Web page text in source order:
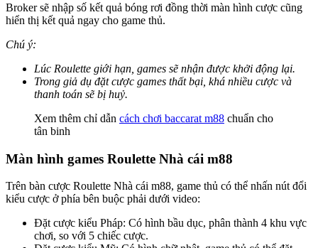
Broker sẽ nhập số kết quả bóng rơi đồng thời màn hình cược cũng
hiển thị kết quả ngay cho game thủ.
Chú ý:
Lúc Roulette giới hạn, games sẽ nhận được khởi động lại.
Trong giả dụ đặt cược games thất bại, khá nhiều cược và
thanh toán sẽ bị huỷ.
Xem thêm chỉ dẫn cách chơi baccarat m88 chuẩn cho
tân binh
Màn hình games Roulette Nhà cái m88
Trên bàn cược Roulette Nhà cái m88, game thủ có thể nhấn nút đổi
kiểu cược ở phía bên buộc phải dưới video:
Đặt cược kiểu Pháp: Có hình bầu dục, phân thành 4 khu vực
chơi, so với 5 chiếc cược.